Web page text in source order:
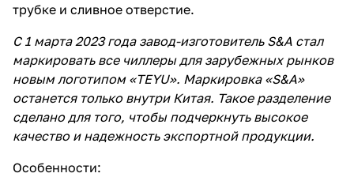
трубке и сливное отверстие.
С 1 марта 2023 года завод-изготовитель S&A стал
маркировать все чиллеры для зарубежных рынков
новым логотипом «TEYU». Маркировка «S&A»
останется только внутри Китая. Такое разделение
сделано для того, чтобы подчеркнуть высокое
качество и надежность экспортной продукции.
Особенности: